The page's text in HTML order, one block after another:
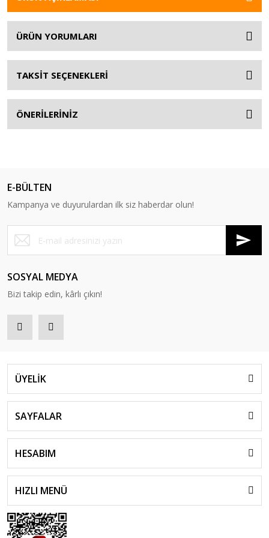
ÜRÜN YORUMLARI
TAKSİT SEÇENEKLERİ
ÖNERİLERİNİZ
E-BÜLTEN
Kampanya ve duyurulardan ilk siz haberdar olun!
SOSYAL MEDYA
Bizi takip edin, kârlı çıkın!
ÜYELİK
SAYFALAR
HESABIM
HIZLI MENÜ